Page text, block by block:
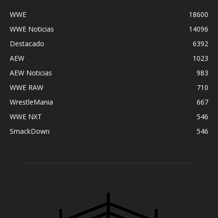
WWE
18600
WWE Noticias
14096
Destacado
6392
AEW
1023
AEW Noticias
983
WWE RAW
710
WrestleMania
667
WWE NXT
546
SmackDown
546